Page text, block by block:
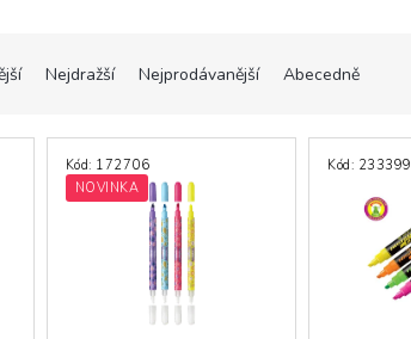
Nejdražší Nejprodávanější Abecedně
NOVINKA
Kód: 172706 Kód: 233399